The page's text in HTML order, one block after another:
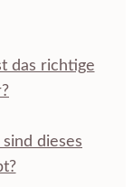
das richtige
dieses